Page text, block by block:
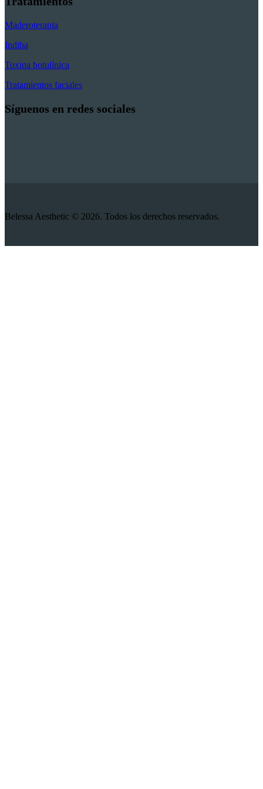
Maderoterapia
Indiba
Toxina botulínica
Tratamientos faciales
Síguenos en redes sociales
Belessa Aesthetic © 2026. Todos los derechos reservados.